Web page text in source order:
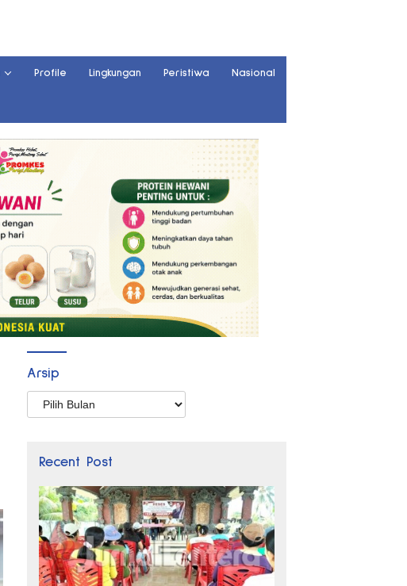
Profile Lingkungan Peristiwa Nasional
Arsip
Arsip
Recent Post